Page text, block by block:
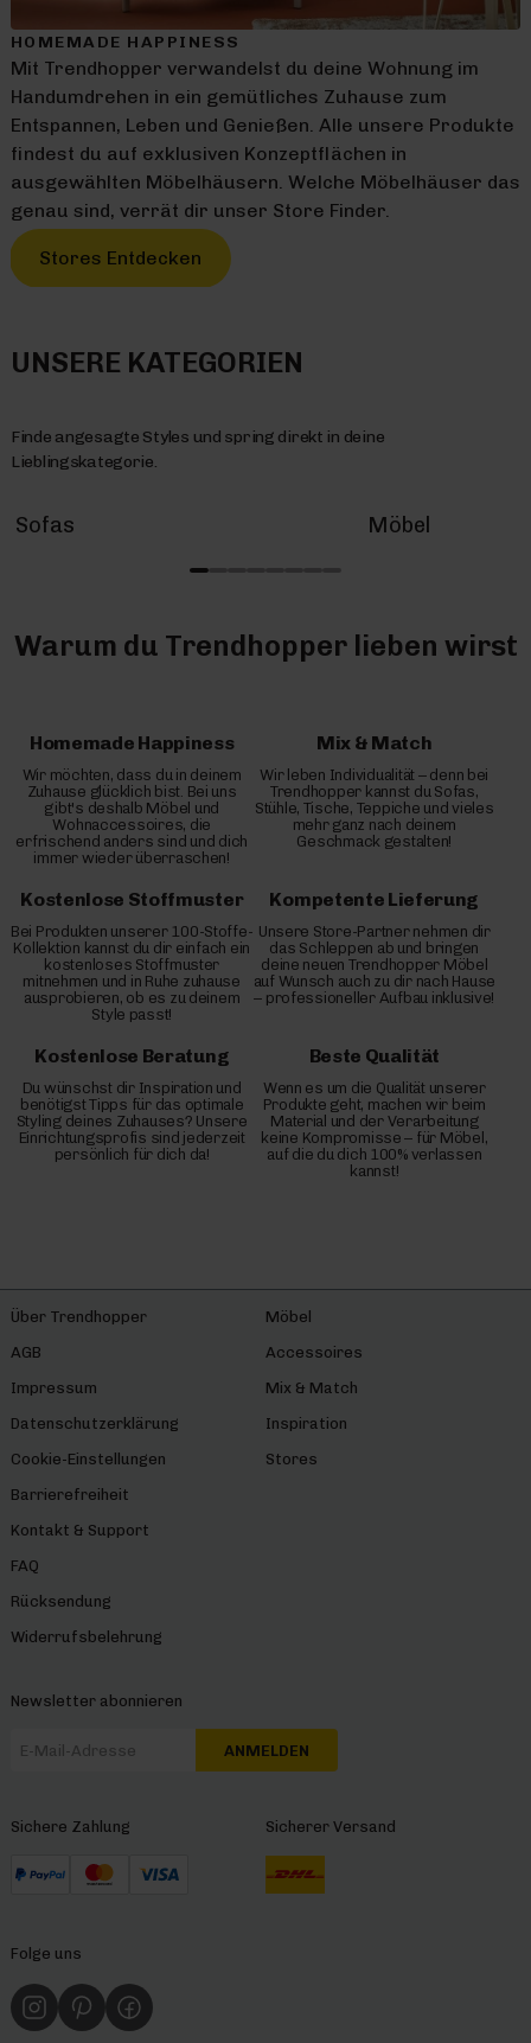
HOMEMADE HAPPINESS
Mit Trendhopper verwandelst du deine Wohnung im
Handumdrehen in ein gemütliches Zuhause zum
Entspannen, Leben und Genießen. Alle unsere Produkte
findest du auf exklusiven Konzeptflächen in
ausgewählten Möbelhäusern. Welche Möbelhäuser das
genau sind, verrät dir unser Store Finder.
Stores Entdecken
UNSERE KATEGORIEN
Finde angesagte Styles und spring direkt in deine
Lieblingskategorie.
Sofas Möbel
Warum du Trendhopper lieben wirst
Homemade Happiness
Wir möchten, dass du in deinem
Zuhause glücklich bist. Bei uns
gibt's deshalb Möbel und
Wohnaccessoires, die
erfrischend anders sind und dich
immer wieder überraschen!
Mix & Match
Wir leben Individualität – denn bei
Trendhopper kannst du Sofas,
Stühle, Tische, Teppiche und vieles
mehr ganz nach deinem
Geschmack gestalten!
Kostenlose Stoffmuster
Bei Produkten unserer 100-Stoffe-
Kollektion kannst du dir einfach ein
kostenloses Stoffmuster
mitnehmen und in Ruhe zuhause
ausprobieren, ob es zu deinem
Style passt!
Kompetente Lieferung
Unsere Store-Partner nehmen dir
das Schleppen ab und bringen
deine neuen Trendhopper Möbel
auf Wunsch auch zu dir nach Hause
– professioneller Aufbau inklusive!
Kostenlose Beratung
Du wünschst dir Inspiration und
benötigst Tipps für das optimale
Styling deines Zuhauses? Unsere
Einrichtungsprofis sind jederzeit
persönlich für dich da!
Beste Qualität
Wenn es um die Qualität unserer
Produkte geht, machen wir beim
Material und der Verarbeitung
keine Kompromisse – für Möbel,
auf die du dich 100% verlassen
kannst!
Über Trendhopper
AGB
Impressum
Datenschutzerklärung
Cookie-Einstellungen
Barrierefreiheit
Kontakt & Support
FAQ
Rücksendung
Widerrufsbelehrung
Möbel
Accessoires
Mix & Match
Inspiration
Stores
Newsletter abonnieren
ANMELDEN
Sichere Zahlung Sicherer Versand
Folge uns